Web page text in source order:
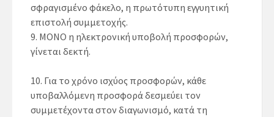
σφραγισμένο φάκελο, η πρωτότυπη εγγυητική
επιστολή συμμετοχής.
9. ΜΟΝΟ η ηλεκτρονική υποβολή προσφορών,
γίνεται δεκτή.
10. Για το χρόνο ισχύος προσφορών, κάθε
υποβαλλόμενη προσφορά δεσμεύει τον
συμμετέχοντα στον διαγωνισμό, κατά τη